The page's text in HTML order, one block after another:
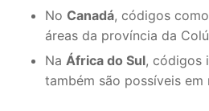
No Canadá, códigos como
áreas da província da
Na África do Sul, códigos
também são possíveis em